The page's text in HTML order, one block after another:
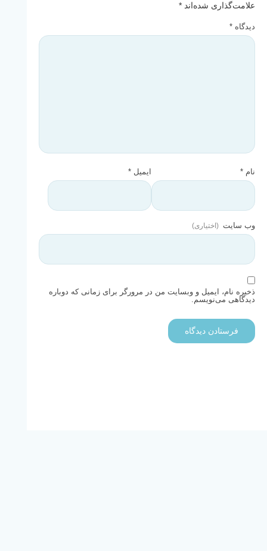
علامت‌گذاری شده‌اند*
دیدگاه*
نام* ایمیل*
وب‌ سایت
ذخیره نام، ایمیل و وبسایت من در مرورگر برای زمانی که دوباره
دیدگاهی می‌نویسم.